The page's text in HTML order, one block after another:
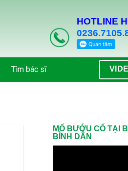
HOTLINE
Tìm bác sĩ
MỔ BƯỚU CỔ TẠI
BÌNH DÂN